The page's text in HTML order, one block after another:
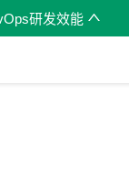
研发效能